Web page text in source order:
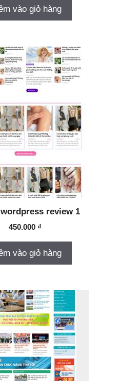
vào giỏ hàng
review 1
450.000 ₫
vào giỏ hàng